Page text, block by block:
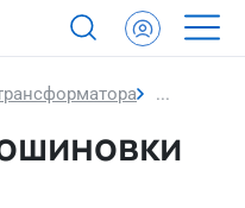
Шкаф